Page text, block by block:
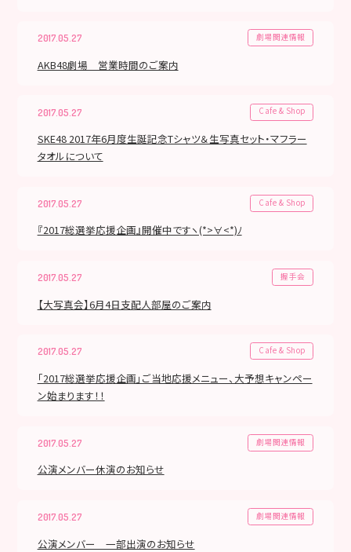
2017.05.27 劇場関連情報
AKB48劇場 営業時間のご案内
2017.05.27 Cafe & Shop
SKE48 2017年6月度生誕記念Tシャツ＆生写真セット・マフラー
タオルについて
2017.05.27 Cafe & Shop
『2017総選挙応援企画』開催中ですヽ(*>∀<*)ﾉ
2017.05.27 握手会
【大写真会】6月4日支配人部屋のご案内
2017.05.27 Cafe & Shop
「2017総選挙応援企画」ご当地応援メニュー、大予想キャンペー
ン始まります！！
2017.05.27 劇場関連情報
公演メンバー休演のお知らせ
2017.05.27 劇場関連情報
公演メンバー 一部出演のお知らせ